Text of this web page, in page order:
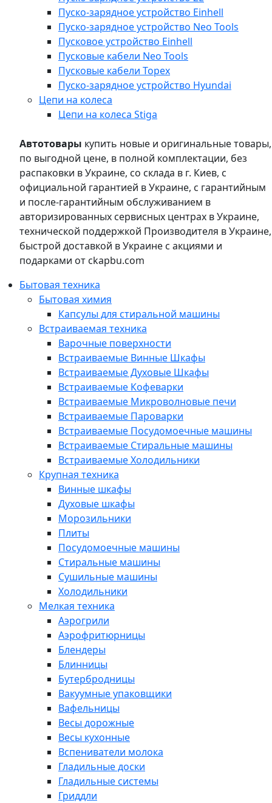
Пуско-зарядное устройство Einhell
Пуско-зарядное устройство Neo Tools
Пусковое устройство Einhell
Пусковые кабели Neo Tools
Пусковые кабели Topex
Пуско-зарядное устройство Hyundai
Цепи на колеса
Цепи на колеса Stiga
Автотовары купить новые и оригинальные товары,
по выгодной цене, в полной комплектации, без
распаковки в Украине, со склада в г. Киев, с
официальной гарантией в Украине, с гарантийным
и после-гарантийным обслуживанием в
авторизированных сервисных центрах в Украине,
технической поддержкой Производителя в Украине,
быстрой доставкой в Украине с акциями и
подарками от ckapbu.com
Бытовая техника
Бытовая химия
Капсулы для стиральной машины
Встраиваемая техника
Варочные поверхности
Встраиваемые Винные Шкафы
Встраиваемые Духовые Шкафы
Встраиваемые Кофеварки
Встраиваемые Микроволновые печи
Встраиваемые Пароварки
Встраиваемые Посудомоечные машины
Встраиваемые Стиральные машины
Встраиваемые Холодильники
Крупная техника
Винные шкафы
Духовые шкафы
Морозильники
Плиты
Посудомоечные машины
Стиральные машины
Сушильные машины
Холодильники
Мелкая техника
Аэрогрили
Аэрофритюрницы
Блендеры
Блинницы
Бутербродницы
Вакуумные упаковщики
Вафельницы
Весы дорожные
Весы кухонные
Вспениватели молока
Гладильные доски
Гладильные системы
Гриддли